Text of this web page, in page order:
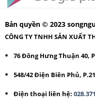
Bản quyền © 2023
CÔNG TY TNHH SẢN XUẤT
76 Đông Hưng Thuận 40,
548/42 Điện Biên Phủ,
Điện thoại liên hệ: